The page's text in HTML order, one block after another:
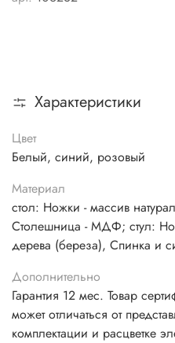
Характеристики
Цвет
Белый, синий, розовый
Материал
стол: Ножки - массив
Столешница - МДФ; стул:
дерева (береза), Спинка и
Дополнительно
Гарантия 12 мес. Товар
может отличаться от
комплектации и расцветке